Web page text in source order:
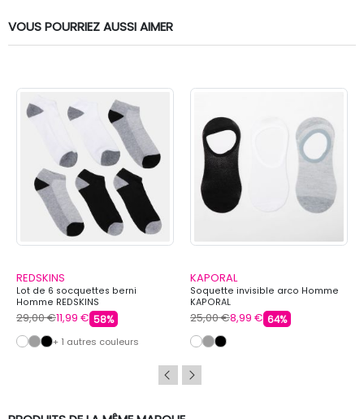
VOUS POURRIEZ AUSSI AIMER
REDSKINS
Lot de 6 socquettes berni
Homme REDSKINS
29,00 €11,99 € 58%
+ 1 autres couleurs
KAPORAL
Soquette invisible arco Homme
KAPORAL
25,00 €8,99 € 64%